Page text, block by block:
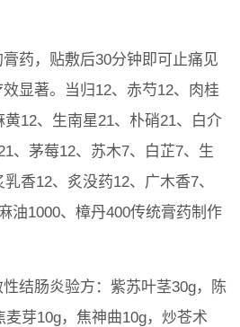
药，贴敷后30分钟即可止痛见
显著。当归12、赤芍12、肉桂
12、生南星21、朴硝21、白介
、茅莓12、苏木7、白芷7、生
香12、炙没药12、广木香7、
油1000、樟丹400传统膏药制作
结肠炎验方：紫苏叶茎30g，陈
麦芽10g，焦神曲10g，炒苍术